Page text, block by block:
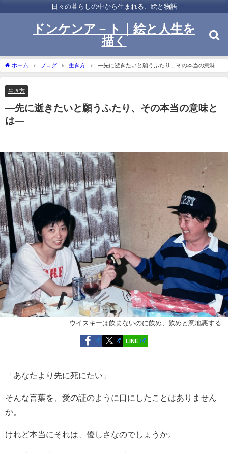
日々の暮らしの中から生まれる、絵と物語
ドンケンア－ト｜絵と人生を
描く
ホーム ブログ 生き方
―先に逝きたいと願うふたり、その本当の意味と
は―
生き方
―先に逝きたいと願うふたり、その本当の意味と
は―
ウイスキーは飲まないのに飲め、飲めと意地悪する
LINE
「あなたより先に死にたい」
そんな言葉を、愛の証のように口にしたことはありません
か。
けれど本当にそれは、優しさなのでしょうか。